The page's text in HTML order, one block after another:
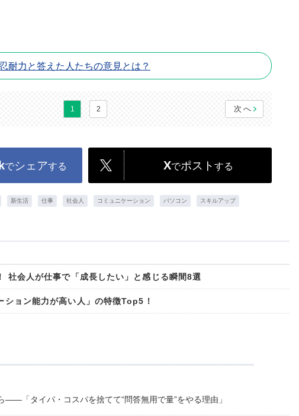
忍耐力と答えた人たちの意見とは？
1 2 次へ
でシェアする Xでポスト する
新生活 仕事 社会人 コミュニケーション パソコン スキルアップ
社会人が仕事で「成長したい」と感じる瞬間8選
ション能力が高い人」の特徴Top5！
――「タイパ・コスパを捨てて“問答無用で量”をやる理由」